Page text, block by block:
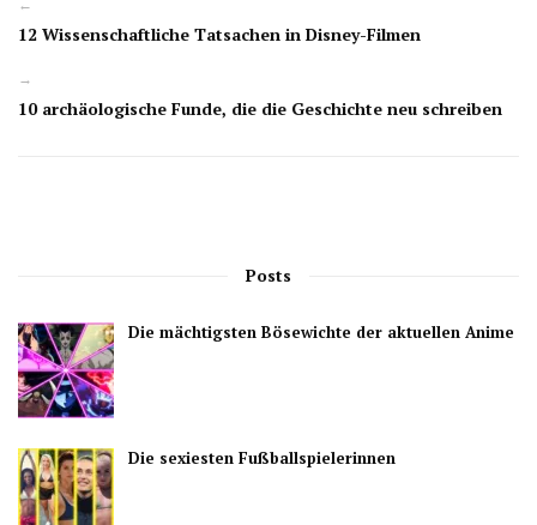
←
12 Wissenschaftliche Tatsachen in Disney-Filmen
→
10 archäologische Funde, die die Geschichte neu schreiben
Posts
Die mächtigsten Bösewichte der aktuellen Anime
Die sexiesten Fußballspielerinnen